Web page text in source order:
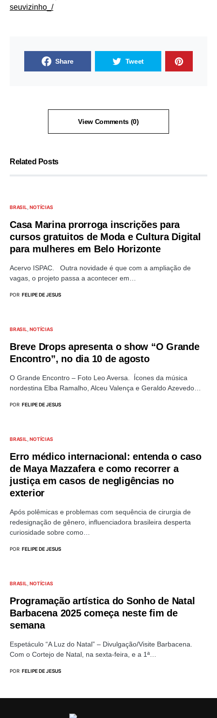
seuvizinho_/
Share Tweet
View Comments (0)
Related Posts
BRASIL NOTÍCIAS
Casa Marina prorroga inscrições para
cursos gratuitos de Moda e Cultura Digital
para mulheres em Belo Horizonte
Acervo ISPAC. Outra novidade é que com a ampliação de
vagas, o projeto passa a acontecer em…
POR FELIPE DE JESUS
BRASIL NOTÍCIAS
Breve Drops apresenta o show “O Grande
Encontro”, no dia 10 de agosto
O Grande Encontro – Foto Leo Aversa. Ícones da música
nordestina Elba Ramalho, Alceu Valença e Geraldo Azevedo…
POR FELIPE DE JESUS
BRASIL NOTÍCIAS
Erro médico internacional: entenda o caso
de Maya Mazzafera e como recorrer a
justiça em casos de negligências no
exterior
Após polêmicas e problemas com sequência de cirurgia de
redesignação de gênero, influenciadora brasileira desperta
curiosidade sobre como…
POR FELIPE DE JESUS
BRASIL NOTÍCIAS
Programação artística do Sonho de Natal
Barbacena 2025 começa neste fim de
semana
Espetáculo “A Luz do Natal” – Divulgação/Visite Barbacena.
Com o Cortejo de Natal, na sexta-feira, e a 1ª…
POR FELIPE DE JESUS